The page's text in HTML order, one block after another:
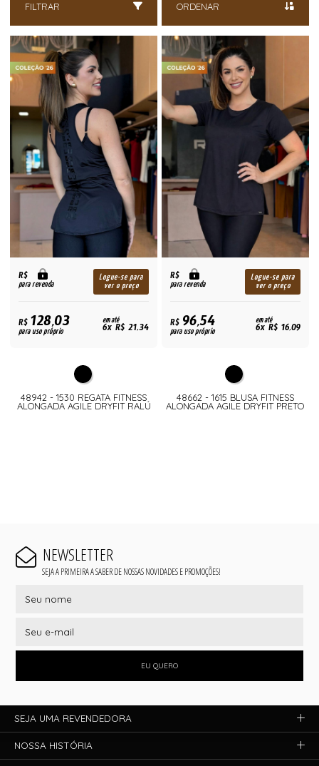
FILTRAR ORDENAR
R$
para revenda
Logue-se para
ver o preço
R$128,03
para uso próprio
em até
6x R$ 21,34
48942 - 1530 REGATA FITNESS
ALONGADA AGILE DRYFIT RALÚ
R$
para revenda
Logue-se para
ver o preço
R$96,54
para uso próprio
em até
6x R$ 16,09
48662 - 1615 BLUSA FITNESS
ALONGADA AGILE DRYFIT PRETO
NEWSLETTER
SEJA A PRIMEIRA A SABER DE NOSSAS NOVIDADES E PROMOÇÕES!
EU QUERO
SEJA UMA REVENDEDORA
NOSSA HISTÓRIA